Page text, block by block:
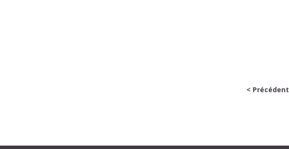
< Précédent